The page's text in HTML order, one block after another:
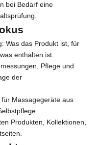
bei Bedarf eine
Was das Produkt ist, für
enthalten ist.
Pflege und
der
Massagegeräte aus
Produkten, Kollektionen,